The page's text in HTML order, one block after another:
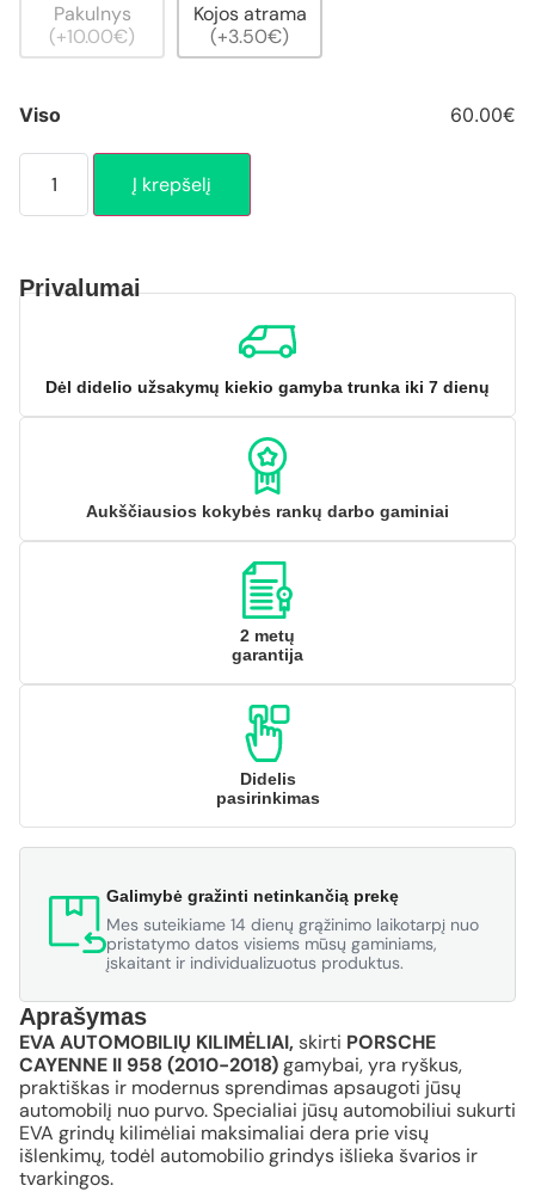
Pakulnys
(+10.00€)
Kojos atrama
(+3.50€)
Viso 60.00€
Į krepšelį
Privalumai
Dėl didelio užsakymų kiekio gamyba trunka iki 7 dienų
Aukščiausios kokybės rankų darbo gaminiai
2 metų
garantija
Didelis
pasirinkimas
Galimybė gražinti netinkančią prekę
Mes suteikiame 14 dienų grąžinimo laikotarpį nuo
pristatymo datos visiems mūsų gaminiams,
įskaitant ir individualizuotus produktus.
Aprašymas
EVA AUTOMOBILIŲ KILIMĖLIAI, skirti PORSCHE
CAYENNE II 958 (2010-2018)gamybai, yra ryškus,
praktiškas ir modernus sprendimas apsaugoti jūsų
automobilį nuo purvo. Specialiai jūsų automobiliui sukurti
EVA grindų kilimėliai maksimaliai dera prie visų
išlenkimų, todėl automobilio grindys išlieka švarios ir
tvarkingos.